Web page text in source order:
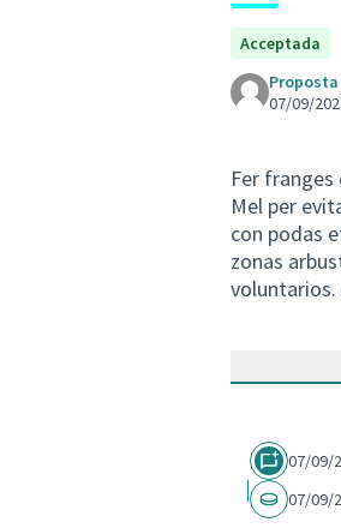
Acceptada
07/09/
Fer
Mel per
con podas
zonas
voluntarios.
07/09/
07/09/